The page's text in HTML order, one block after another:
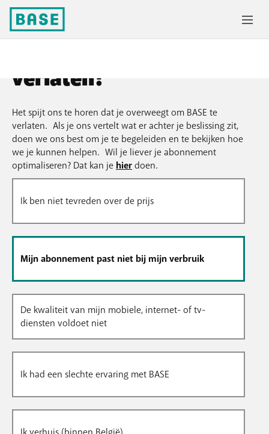
verlaten?
Het spijt ons te horen dat je overweegt om BASE te
verlaten. Als je ons vertelt wat er achter je beslissing zit,
doen we ons best om je te begeleiden en te bekijken hoe
we je kunnen helpen. Wil je liever je abonnement
optimaliseren? Dat kan je hier doen.
Ik ben niet tevreden over de prijs
Mijn abonnement past niet bij mijn verbruik
De kwaliteit van mijn mobiele, internet- of tv-
diensten voldoet niet
Ik had een slechte ervaring met BASE